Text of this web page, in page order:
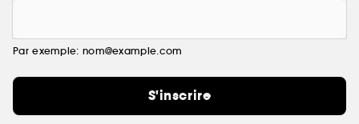
Par exemple: nom@example.com
S'inscrire